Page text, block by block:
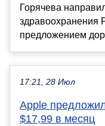
Горячева
здравоохранения
предложением
17:21, 28 Июл
Apple
$17,99 в месяц